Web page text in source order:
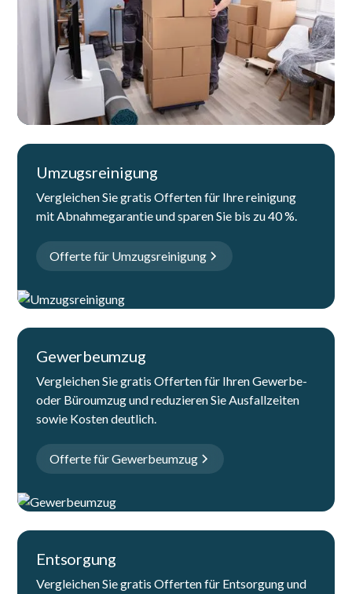
Umzugsreinigung
Vergleichen Sie gratis Offerten für Ihre reinigung
mit Abnahmegarantie und sparen Sie bis zu 40 %.
Offerte für Umzugsreinigung
Gewerbeumzug
Vergleichen Sie gratis Offerten für Ihren Gewerbe-
oder Büroumzug und reduzieren Sie Ausfallzeiten
sowie Kosten deutlich.
Offerte für Gewerbeumzug
Entsorgung
Vergleichen Sie gratis Offerten für Entsorgung und